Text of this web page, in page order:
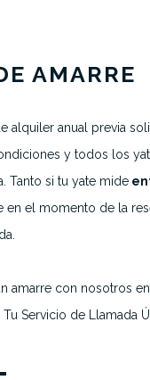
AMARRE
alquiler anual previa
y todos los
Tanto si tu yate mide
en el momento de la
amarre con nosotros
Servicio de Llamada